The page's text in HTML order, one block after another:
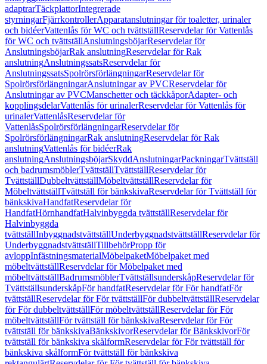
adaptrarTäckplattorIntegrerade
styrningarFjärrkontrollerApparatanslutningar för toaletter, urinaler
och bidéerVattenlås för WC och tvättställReservdelar för Vattenlås
för WC och tvättställAnslutningsböjarReservdelar för
AnslutningsböjarRak anslutningReservdelar för Rak
anslutningAnslutningssatsReservdelar för
AnslutningssatsSpolrörsförlängningarReservdelar för
SpolrörsförlängningarAnslutningar av PVCReservdelar för
Anslutningar av PVCManschetter och täckkåporAdapter- och
kopplingsdelarVattenlås för urinalerReservdelar för Vattenlås för
urinalerVattenlåsReservdelar för
VattenlåsSpolrörsförlängningarReservdelar för
SpolrörsförlängningarRak anslutningReservdelar för Rak
anslutningVattenlås för bidéerRak
anslutningAnslutningsböjarSkyddAnslutningarPackningarTvättställ
och badrumsmöblerTvättställTvättställReservdelar för
TvättställDubbeltvättställMöbeltvättställReservdelar för
MöbeltvättställTvättställ för bänkskivaReservdelar för Tvättställ för
bänkskivaHandfatReservdelar för
HandfatHörnhandfatHalvinbyggda tvättställReservdelar för
Halvinbyggda
tvättställInbyggnadstvättställUnderbyggnadstvättställReservdelar för
UnderbyggnadstvättställTillbehörPropp för
avloppInfästningsmaterialMöbelpaketMöbelpaket med
möbeltvättställReservdelar för Möbelpaket med
möbeltvättställBadrumsmöblerTvättställsunderskåpReservdelar för
TvättställsunderskåpFör handfatReservdelar för För handfatFör
tvättställReservdelar för För tvättställFör dubbeltvättställReservdelar
för För dubbeltvättställFör möbeltvättställReservdelar för För
möbeltvättställFör tvättställ för bänkskivaReservdelar för För
tvättställ för bänkskivaBänkskivorReservdelar för BänkskivorFör
tvättställ för bänkskiva skålformReservdelar för För tvättställ för
bänkskiva skålformFör tvättställ för bänkskiva